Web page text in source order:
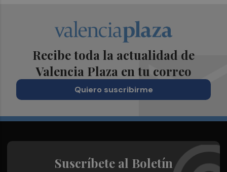
Recibe toda la actualidad de
Valencia Plaza en tu correo
Quiero suscribirme
Suscríbete al Boletín